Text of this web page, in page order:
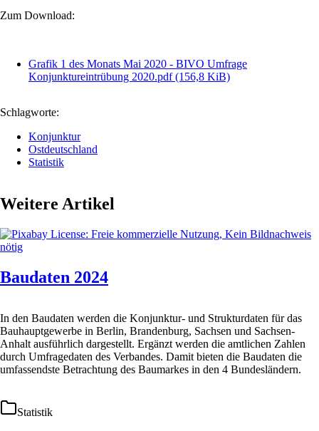
Zum Download:
Grafik 1 des Monats Mai 2020 - BIVO Umfrage
Konjunktureintrübung 2020.pdf(156,8 KiB)
Schlagworte:
Konjunktur
Ostdeutschland
Statistik
Weitere Artikel
Baudaten 2024
In den Baudaten werden die Konjunktur- und Strukturdaten für das
Bauhauptgewerbe in Berlin, Brandenburg, Sachsen und Sachsen-
Anhalt ausführlich dargestellt. Ergänzt werden die amtlichen Zahlen
durch Umfragedaten des Verbandes. Damit bieten die Baudaten die
umfassendste Betrachtung des Baumarkes in den 4 Bundesländern.
Statistik